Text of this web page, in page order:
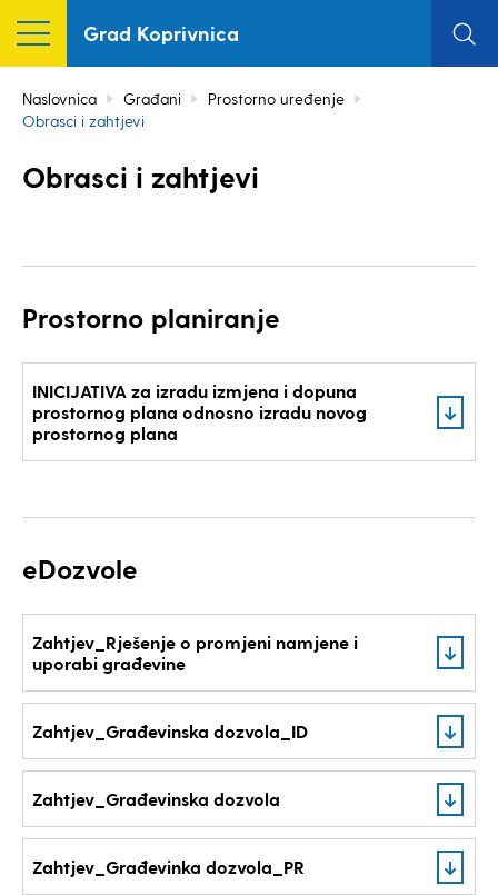
Grad Koprivnica
Naslovnica Građani
Prostorno uređenje
Obrasci i zahtjevi
Obrasci i zahtjevi
Prostorno planiranje
INICIJATIVA za izradu izmjena i dopuna
prostornog plana odnosno izradu novog
prostornog plana
eDozvole
Zahtjev_Rješenje o promjeni namjene i
uporabi građevine
Zahtjev_Građevinska dozvola_ID
Zahtjev_Građevinska dozvola
Zahtjev_Građevinka dozvola_PR